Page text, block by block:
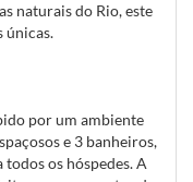
naturais do Rio, este
únicas.
por um ambiente
e 3 banheiros,
os hóspedes. A